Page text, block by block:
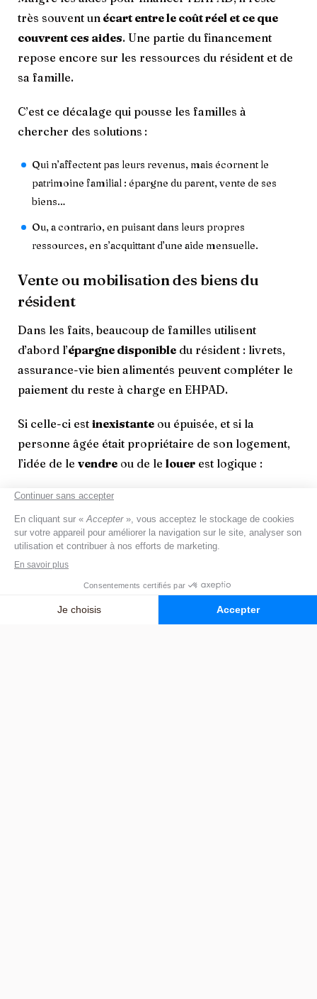
très souvent un écart entre le coût réel et ce que
couvrent ces aides. Une partie du financement
repose encore sur les ressources du résident et de
sa famille.
C’est ce décalage qui pousse les familles à
chercher des solutions :
Qui n’affectent pas leurs revenus, mais écornent le
patrimoine familial : épargne du parent, vente de ses
biens…
Ou, a contrario, en puisant dans leurs propres
ressources, en s’acquittant d’une aide mensuelle.
Vente ou mobilisation des biens du
résident
Dans les faits, beaucoup de familles utilisent
d’abord l’épargne disponible du résident : livrets,
assurance-vie bien alimentés peuvent compléter le
paiement du reste à charge en EHPAD.
Si celle-ci est inexistante ou épuisée, et si la
personne âgée était propriétaire de son logement,
l’idée de le vendre ou de le louer est logique :
Lorsque le retour à domicile paraît peu probable,
L’apport d’un loyer mensuel ou d’une somme importante
peut permettre de couvrir l’entièreté des frais.
le patrimoine du résident plutôt que solliciter l’ASH,
notamment en raison du mécanisme de